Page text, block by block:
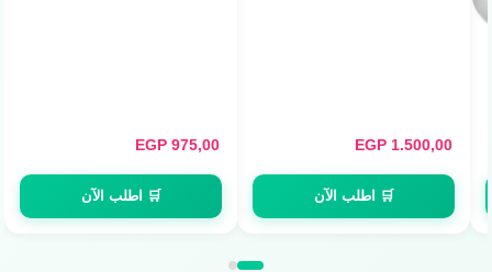
1.500,00
EGP
🛒 اطلب الآن
975,00
EGP
🛒 اطلب الآن